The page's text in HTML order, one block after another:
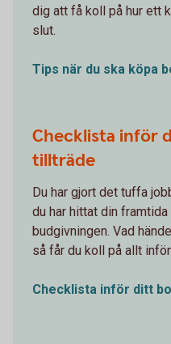
dig att få koll på hur ett
slut.
Tips när du ska köpa
Checklista inför
tillträde
Du har gjort det tuffa
du har hittat din
budgivningen. Vad
så får du koll på allt
Checklista inför ditt